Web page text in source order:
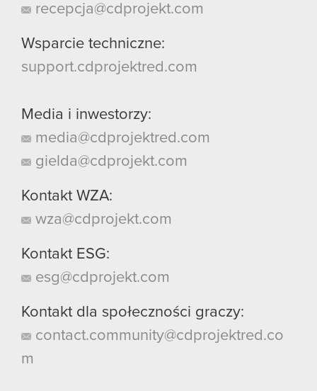
recepcja@cdprojekt.com
Wsparcie techniczne:
support.cdprojektred.com
Media i inwestorzy:
media@cdprojektred.com
gielda@cdprojekt.com
Kontakt WZA:
wza@cdprojekt.com
Kontakt ESG:
esg@cdprojekt.com
Kontakt dla społeczności graczy:
contact.community@cdprojektred.co
m